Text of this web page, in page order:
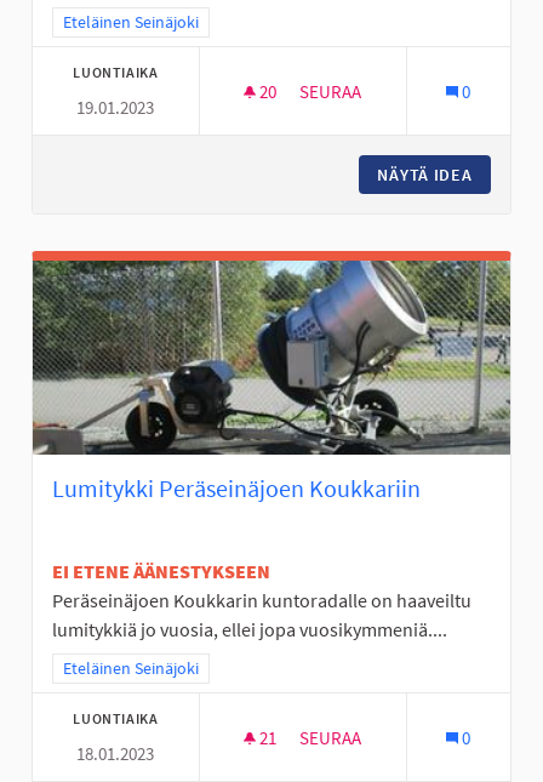
Rajaa tulokset teeman mukaan: Eteläinen Seinäjoki
Eteläinen Seinäjoki
LUONTIAIKA
19.01.2023
20 20 SEURAAJAA
SEURAA 0
NÄYTÄ IDEA
Lumitykki Peräseinäjoen Koukkariin
EI ETENE ÄÄNESTYKSEEN
Peräseinäjoen Koukkarin kuntoradalle on haaveiltu
lumitykkiä jo vuosia, ellei jopa vuosikymmeniä....
Rajaa tulokset teeman mukaan: Eteläinen Seinäjoki
Eteläinen Seinäjoki
LUONTIAIKA
18.01.2023
21 21 SEURAAJAA
SEURAA 0